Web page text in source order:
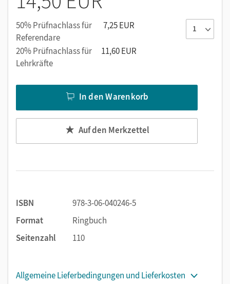
50% Prüfnachlass für
Referendare
7,25 EUR
20% Prüfnachlass für
Lehrkräfte
11,60 EUR
In den Warenkorb
Auf den Merkzettel
ISBN
978-3-06-040246-5
Format
Ringbuch
Seitenzahl
110
Allgemeine Lieferbedingungen und Lieferkosten